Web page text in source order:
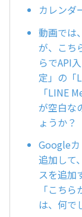
カレンダ
動画では
が、こち
らでAPI
定」の「
「LINE
が空白な
ょうか？
Google
追加して
スを追加
「こち
は、何で